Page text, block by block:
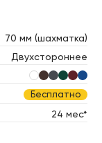
70 мм (шахматка)
Двухстороннее
Бесплатно
24 мес*